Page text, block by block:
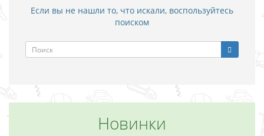
Если вы не нашли то, что искали, воспользуйтесь
поиском
Новинки